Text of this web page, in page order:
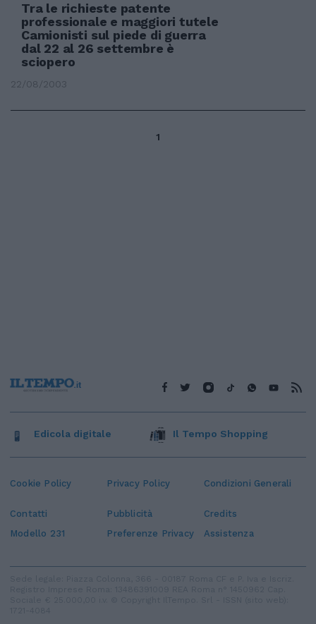
Tra le richieste patente
professionale e maggiori tutele
Camionisti sul piede di guerra
dal 22 al 26 settembre è
sciopero
22/08/2003
1
Cookie Policy Privacy Policy Condizioni Generali
Contatti Pubblicità
Credits
Modello 231
Preferenze Privacy Assistenza
Edicola digitale Il Tempo Shopping